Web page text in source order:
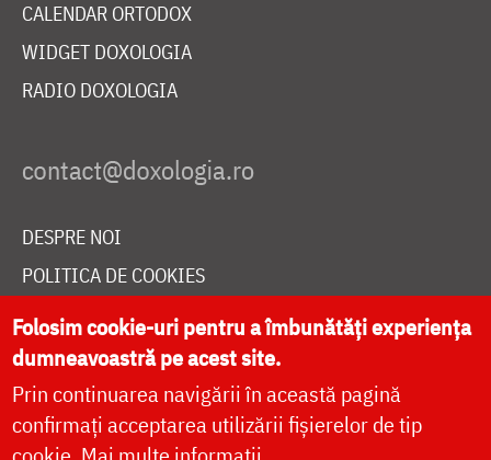
CALENDAR ORTODOX
WIDGET DOXOLOGIA
RADIO DOXOLOGIA
DESPRE NOI
POLITICA DE COOKIES
DONEAZĂ ONLINE PENTRU CATEDRALA NAȚIONALĂ
LIVE
Folosim cookie-uri pentru a îmbunătăți experiența
dumneavoastră pe acest site.
Prin continuarea navigării în această pagină
confirmați acceptarea utilizării fișierelor de tip